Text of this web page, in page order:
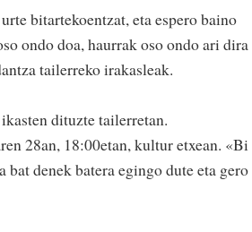
bitartekoentzat, eta espero baino
ondo doa, haurrak oso ondo ari dira
tailerreko irakasleak.
dituzte tailerretan.
28an, 18:00etan, kultur etxean. «Bi
denek batera egingo dute eta gero